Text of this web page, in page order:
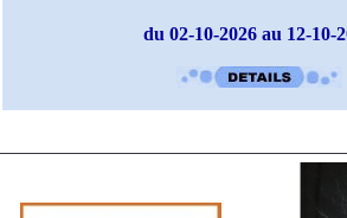
du 02-10-2026 au 12-10-